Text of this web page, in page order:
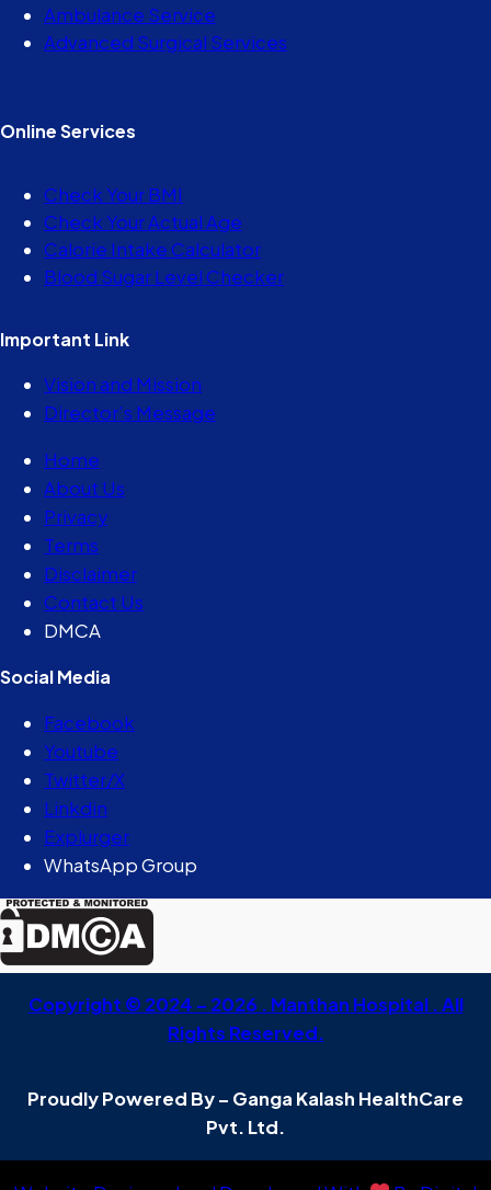
Ambulance Service
Advanced Surgical Services
Online Services
Check Your BMI
Check Your Actual Age
Calorie Intake Calculator
Blood Sugar Level Checker
Important Link
Vision and Mission
Director’s Message
Home
About Us
Privacy
Terms
Disclaimer
Contact Us
DMCA
Social Media
Facebook
Youtube
Twitter/X
Linkdin
Explurger
WhatsApp Group
Copyright © 2024 – 2026 . Manthan Hospital . All
Rights Reserved.
Proudly Powered By – Ganga Kalash HealthCare
Pvt. Ltd.